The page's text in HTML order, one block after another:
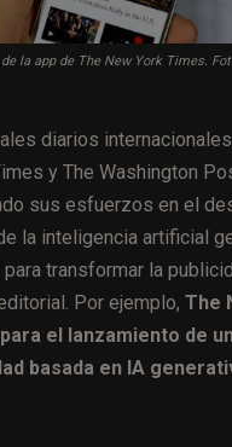
la app de The New York Times.
diarios
y The Washington
sus esfuerzos en el
la inteligencia artificial
transformar la
Por ejemplo, The
el lanzamiento de
basada en IA